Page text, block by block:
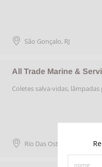
São Gonçalo, RJ
All Trade Marine &
Coletes salva-vidas,
Rio Das Ostras